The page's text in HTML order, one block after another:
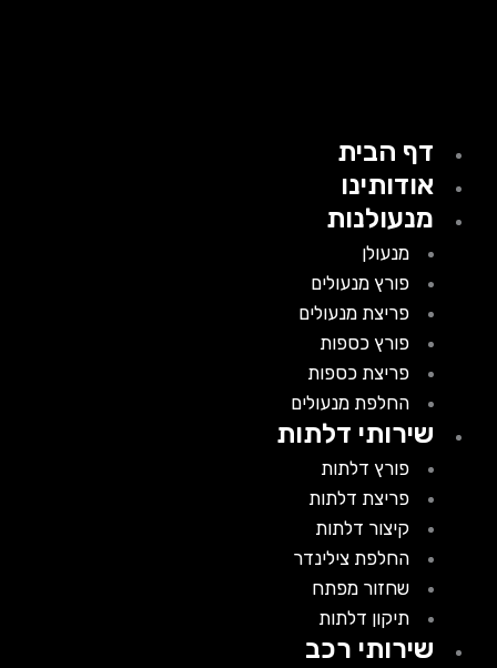
דף הבית
אודותינו
מנעולנות
מנעולן
פורץ מנעולים
פריצת מנעולים
פורץ כספות
פריצת כספות
החלפת מנעולים
שירותי דלתות
פורץ דלתות
פריצת דלתות
קיצור דלתות
החלפת צילינדר
שחזור מפתח
תיקון דלתות
שירותי רכב